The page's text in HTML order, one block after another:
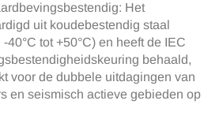
Het
uit koudebestendig staal
40°C tot +50°C) en heeft de IEC
behaald,
voor de dubbele uitdagingen van
en seismisch actieve gebieden op